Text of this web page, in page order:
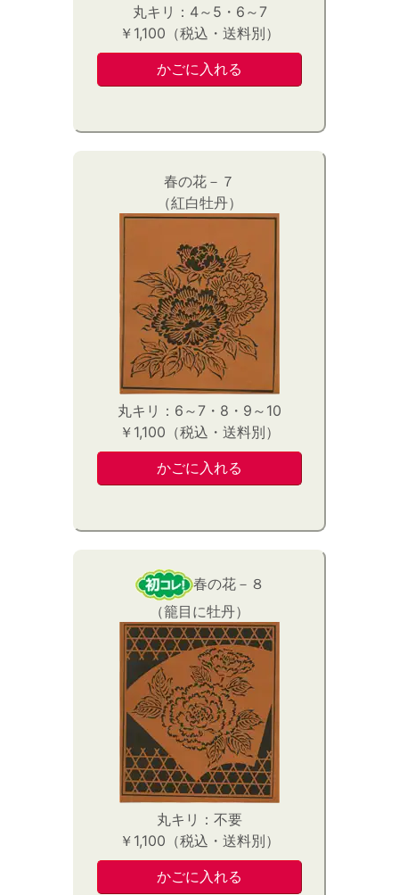
丸キリ：4～5・6～7
￥1,100（税込・送料別）
春の花－７
（紅白牡丹）
丸キリ：6～7・8・9～10
￥1,100（税込・送料別）
春の花－８
（籠目に牡丹）
丸キリ：不要
￥1,100（税込・送料別）